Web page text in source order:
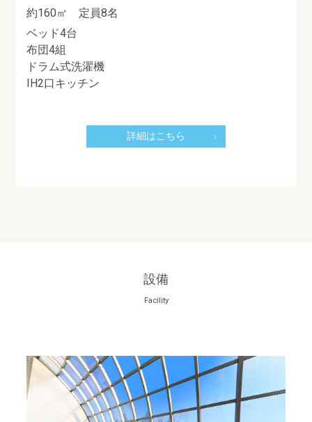
約160㎡ 定員8名
ベッド4台
布団4組
ドラム式洗濯機
IH2口キッチン
詳細はこちら
設備
Facility